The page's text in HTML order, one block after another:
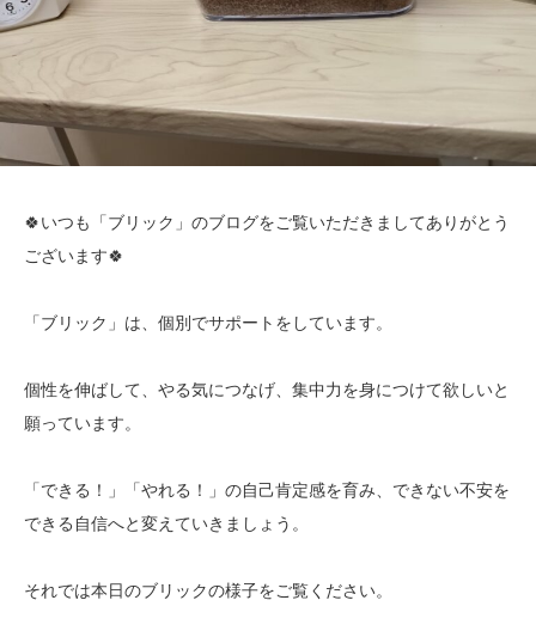
🍀いつも「ブリック」のブログをご覧いただきましてありがとう
ございます🍀
「ブリック」は、個別でサポートをしています。
個性を伸ばして、やる気につなげ、集中力を身につけて欲しいと
願っています。
「できる！」「やれる！」の自己肯定感を育み、できない不安を
できる自信へと変えていきましょう。
それでは本日のブリックの様子をご覧ください。